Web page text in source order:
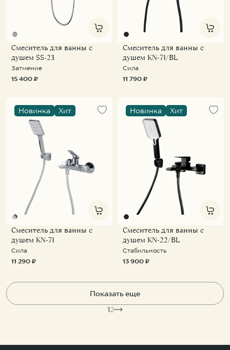
Смеситель для ванны с
душем SS-23
Затмение
15 400 ₽
Смеситель для ванны с
душем KN-71/BL
Сила
11 790 ₽
Новинка Хит
Смеситель для ванны с
душем KN-71
Сила
11 290 ₽
Новинка Хит
Смеситель для ванны с
душем KN-22/BL
Стабильность
13 900 ₽
Показать еще
12